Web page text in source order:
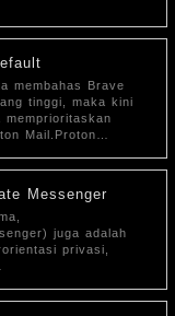
membahas Brave
tinggi, maka kini
memprioritaskan
Mail.Proton…
Messenger
juga adalah
privasi,